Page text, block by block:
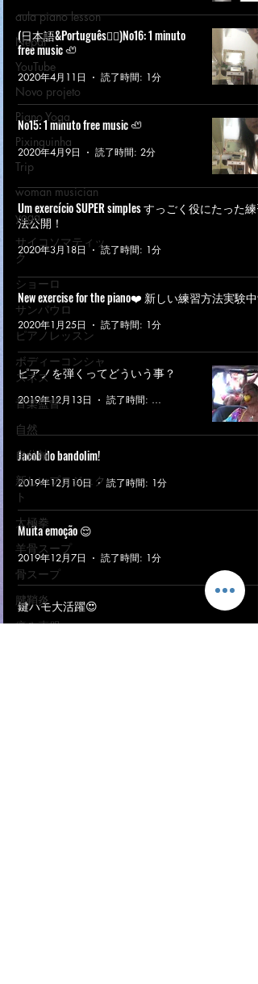
aula piano lesson
Nepal
YouTube
Novo projeto
Piano Yoga
Pixinguinha
Trip
woman musician
yoga
サイコソマティッ
ク
ショーロ
サンパウロ
ピアノレッスン
ボディーコンシャ
スネス
音楽監督
自然
自分軸
新しいプロジェク
ト
太極拳
羊骨スープ
骨スープ
腱鞘炎
痛み克服
(日本語&Português👇🏼)No16: 1 minuto
free music 🦥
2020年4月11日 読了時間: 1分
No15: 1 minuto free music 🦥
2020年4月9日 読了時間: 2分
Um exercício SUPER simples すっごく役にたった練
法公開！
2020年3月18日 読了時間: 1分
New exercise for the piano❤️ 新しい練習方法実験中❣️
2020年1月25日 読了時間: 1分
ピアノを弾くってどういう事？
2019年12月13日 読了時間: 1分
Jacob do bandolim!
2019年12月10日 読了時間: 1分
Muita emoção 😌
2019年12月7日 読了時間: 1分
鍵ハモ大活躍😍